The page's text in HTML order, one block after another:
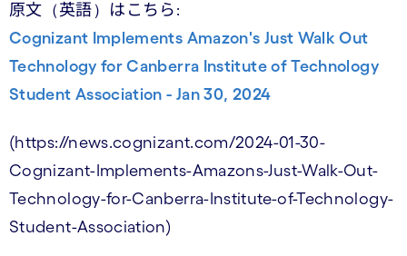
原文（英語）はこちら:
Cognizant Implements Amazon's Just Walk Out
Technology for Canberra Institute of Technology
Student Association - Jan 30, 2024
(https://news.cognizant.com/2024-01-30-
Cognizant-Implements-Amazons-Just-Walk-Out-
Technology-for-Canberra-Institute-of-Technology-
Student-Association)